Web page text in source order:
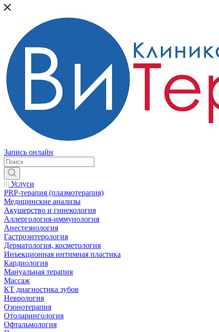
Запись онлайн
Услуги
PRP-терапия (плазмотерапия)
Медицинские анализы
Акушерство и гинекология
Аллергология-иммунология
Анестезиология
Гастроэнтерология
Дерматология, косметология
Инъекционная интимная пластика
Кардиология
Мануальная терапия
Массаж
КТ диагностика зубов
Неврология
Озонотерапия
Отоларингология
Офтальмология